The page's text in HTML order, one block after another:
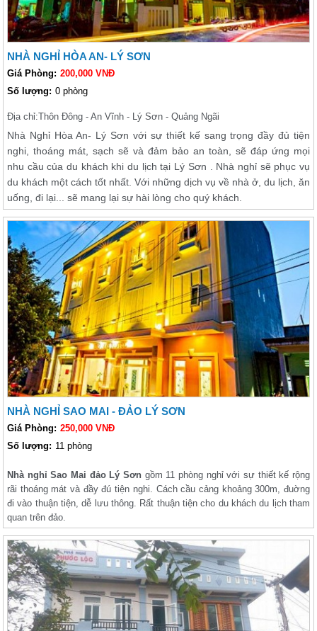
NHÀ NGHỈ HÒA AN- LÝ SƠN
Giá Phòng: 200,000 VNĐ
Số lượng: 0 phòng
Địa chỉ:Thôn Đông - An Vĩnh - Lý Sơn - Quảng Ngãi
Nhà Nghỉ Hòa An- Lý Sơn với sự thiết kế sang trọng đầy đủ tiện
nghi, thoáng mát, sạch sẽ và đảm bảo an toàn, sẽ đáp ứng mọi
nhu cầu của du khách khi du lịch tại Lý Sơn . Nhà nghỉ sẽ phục vụ
du khách một cách tốt nhất. Với những dịch vụ về nhà ở, du lịch, ăn
uống, đi lại... sẽ mang lại sự hài lòng cho quý khách.
NHÀ NGHỈ SAO MAI - ĐẢO LÝ SƠN
Giá Phòng: 250,000 VNĐ
Số lượng: 11 phòng
Nhà nghỉ Sao Mai đảo Lý Sơngồm 11 phòng nghỉ với sự thiết kế rộng
rãi thoáng mát và đầy đú tiện nghi. Cách cầu cảng khoảng 300m, đuờng
đi vào thuận tiện, dễ lưu thông. Rất thuận tiện cho du khách du lịch tham
quan trên đảo.